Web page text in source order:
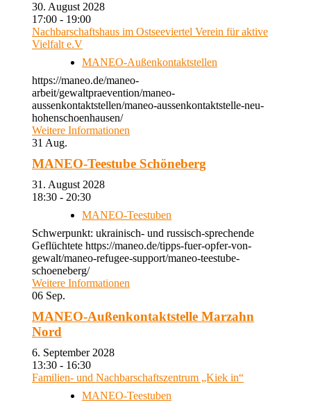
30. August 2028
17:00 - 19:00
Nachbarschaftshaus im Ostseeviertel Verein für aktive
Vielfalt e.V
MANEO-Außenkontaktstellen
https://maneo.de/maneo-
arbeit/gewaltpraevention/maneo-
aussenkontaktstellen/maneo-aussenkontaktstelle-neu-
hohenschoenhausen/
Weitere Informationen
31 Aug.
MANEO-Teestube Schöneberg
31. August 2028
18:30 - 20:30
MANEO-Teestuben
Schwerpunkt: ukrainisch- und russisch-sprechende
Geflüchtete https://maneo.de/tipps-fuer-opfer-von-
gewalt/maneo-refugee-support/maneo-teestube-
schoeneberg/
Weitere Informationen
06 Sep.
MANEO-Außenkontaktstelle Marzahn
Nord
6. September 2028
13:30 - 16:30
Familien- und Nachbarschaftszentrum „Kiek in“
MANEO-Teestuben